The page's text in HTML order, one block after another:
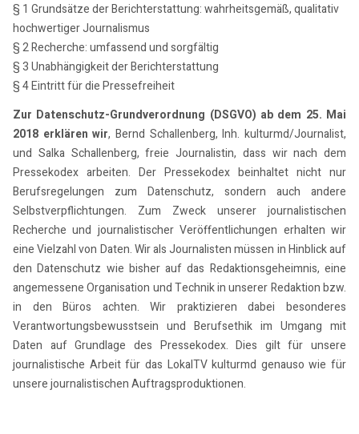
§ 1 Grundsätze der Berichterstattung: wahrheitsgemäß, qualitativ
hochwertiger Journalismus
§ 2 Recherche: umfassend und sorgfältig
§ 3 Unabhängigkeit der Berichterstattung
§ 4 Eintritt für die Pressefreiheit
Zur Datenschutz-Grundverordnung (DSGVO) ab dem 25. Mai
2018 erklären wir, Bernd Schallenberg, Inh. kulturmd/Journalist,
und Salka Schallenberg, freie Journalistin, dass wir nach dem
Pressekodex arbeiten. Der Pressekodex beinhaltet nicht nur
Berufsregelungen zum Datenschutz, sondern auch andere
Selbstverpflichtungen. Zum Zweck unserer journalistischen
Recherche und journalistischer Veröffentlichungen erhalten wir
eine Vielzahl von Daten. Wir als Journalisten müssen in Hinblick auf
den Datenschutz wie bisher auf das Redaktionsgeheimnis, eine
angemessene Organisation und Technik in unserer Redaktion bzw.
in den Büros achten. Wir praktizieren dabei besonderes
Verantwortungsbewusstsein und Berufsethik im Umgang mit
Daten auf Grundlage des Pressekodex. Dies gilt für unsere
journalistische Arbeit für das LokalTV kulturmd genauso wie für
unsere journalistischen Auftragsproduktionen.